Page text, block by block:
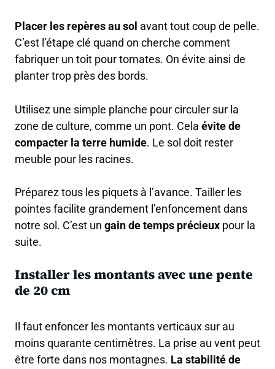
Placer les repères au sol avant tout coup de pelle.
C’est l’étape clé quand on cherche comment
fabriquer un toit pour tomates. On évite ainsi de
planter trop près des bords.
Utilisez une simple planche pour circuler sur la
zone de culture, comme un pont. Cela évite de
compacter la terre humide. Le sol doit rester
meuble pour les racines.
Préparez tous les piquets à l’avance. Tailler les
pointes facilite grandement l’enfoncement dans
notre sol. C’est un gain de temps précieux pour la
suite.
Installer les montants avec une pente
de 20 cm
Il faut enfoncer les montants verticaux sur au
moins quarante centimètres. La prise au vent peut
être forte dans nos montagnes. La stabilité de